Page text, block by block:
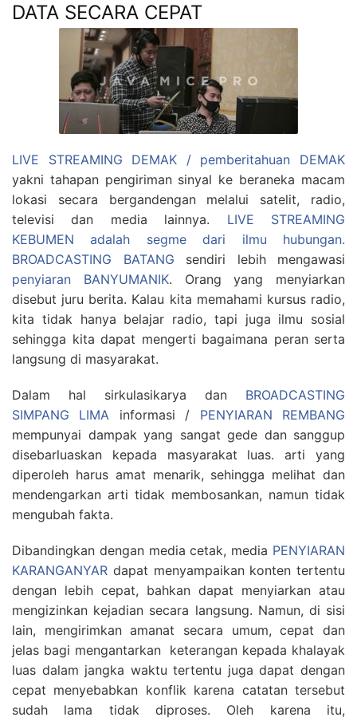
DATA SECARA CEPAT
LIVE STREAMING DEMAK / pemberitahuan DEMAK
yakni tahapan pengiriman sinyal ke beraneka macam
lokasi secara bergandengan melalui satelit, radio,
televisi dan media lainnya. LIVE STREAMING
KEBUMEN adalah segme dari ilmu hubungan.
BROADCASTING BATANG sendiri lebih mengawasi
penyiaran BANYUMANIK. Orang yang menyiarkan
disebut juru berita. Kalau kita memahami kursus radio,
kita tidak hanya belajar radio, tapi juga ilmu sosial
sehingga kita dapat mengerti bagaimana peran serta
langsung di masyarakat.
Dalam hal sirkulasikarya dan BROADCASTING
SIMPANG LIMA informasi / PENYIARAN REMBANG
mempunyai dampak yang sangat gede dan sanggup
disebarluaskan kepada masyarakat luas. arti yang
diperoleh harus amat menarik, sehingga melihat dan
mendengarkan arti tidak membosankan, namun tidak
mengubah fakta.
Dibandingkan dengan media cetak, media PENYIARAN
KARANGANYAR dapat menyampaikan konten tertentu
dengan lebih cepat, bahkan dapat menyiarkan atau
mengizinkan kejadian secara langsung. Namun, di sisi
lain, mengirimkan amanat secara umum, cepat dan
jelas bagi mengantarkan keterangan kepada khalayak
luas dalam jangka waktu tertentu juga dapat dengan
cepat menyebabkan konflik karena catatan tersebut
sudah lama tidak diproses. Oleh karena itu,